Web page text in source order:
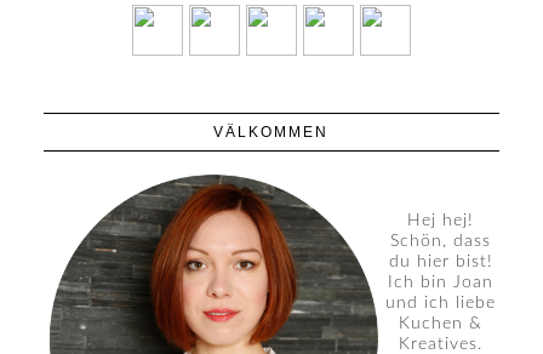
VÄLKOMMEN
Hej hej!
Schön, dass
du hier bist!
Ich bin Joan
und ich liebe
Kuchen &
Kreatives.